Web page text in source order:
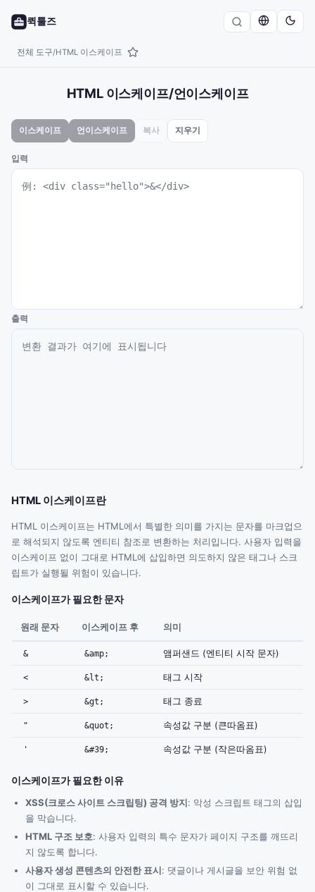
퀵툴즈
전체 도구/HTML 이스케이프
HTML 이스케이프/언이스케이프
이스케이프 언이스케이프 복사 지우기
입력
출력
HTML 이스케이프란
HTML 이스케이프는 HTML에서 특별한 의미를 가지는 문자를 마크업으
로 해석되지 않도록 엔티티 참조로 변환하는 처리입니다. 사용자 입력을
이스케이프 없이 그대로 HTML에 삽입하면 의도하지 않은 태그나 스크
립트가 실행될 위험이 있습니다.
이스케이프가 필요한 문자
원래 문자 이스케이프 후 의미
& &amp; 앰퍼샌드 (엔티티 시작 문자)
< &lt; 태그 시작
> &gt; 태그 종료
" &quot; 속성값 구분 (큰따옴표)
' &#39; 속성값 구분 (작은따옴표)
이스케이프가 필요한 이유
XSS(크로스 사이트 스크립팅) 공격 방지: 악성 스크립트 태그의 삽입
을 막습니다.
HTML 구조 보호: 사용자 입력의 특수 문자가 페이지 구조를 깨뜨리
지 않도록 합니다.
사용자 생성 콘텐츠의 안전한 표시: 댓글이나 게시글을 보안 위험 없
이 그대로 표시할 수 있습니다.